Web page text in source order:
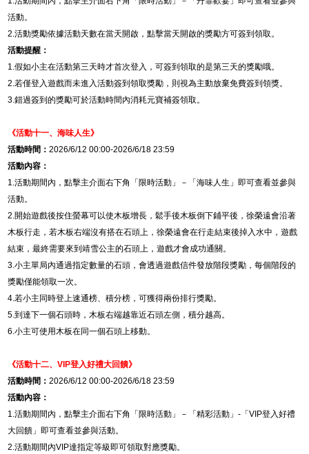
活動。
2.活動獎勵依據活動天數在當天開啟，點擊當天開啟的獎勵方可簽到領取。
活動提醒：
1.假如小主在活動第三天時才首次登入，可簽到領取的是第三天的獎勵哦。
2.若僅登入遊戲而未進入活動簽到領取獎勵，則視為主動放棄免費簽到領獎。
3.錯過簽到的獎勵可於活動時間內消耗元寶補簽領取。
《活動十一、海味人生》
活動時間：2026/6/12 00:00-2026/6/18 23:59
活動內容：
1.活動期間內，點擊主介面右下角「限時活動」－「海味人生」即可查看並參與
活動。
2.開始遊戲後按住螢幕可以使木板增長，鬆手後木板倒下鋪平後，徐榮遠會沿著
木板行走，若木板右端沒有搭在石頭上，徐榮遠會在行走結束後掉入水中，遊戲
結束，最終需要來到靖雪公主的石頭上，遊戲才會成功通關。
3.小主單局內通過指定數量的石頭，會透過遊戲信件發放階段獎勵，每個階段的
獎勵僅能領取一次。
4.若小主同時登上速通榜、積分榜，可獲得兩份排行獎勵。
5.到達下一個石頭時，木板右端越靠近石頭左側，積分越高。
6.小主可使用木板在同一個石頭上移動。
《活動十二、VIP登入好禮大回饋》
活動時間：2026/6/12 00:00-2026/6/18 23:59
活動內容：
1.活動期間內，點擊主介面右下角「限時活動」－「精彩活動」- 「VIP登入好禮
大回饋」即可查看並參與活動。
2.活動期間內VIP達指定等級即可領取對應獎勵。